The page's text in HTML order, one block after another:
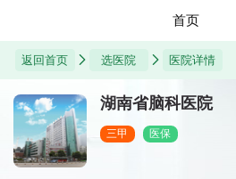
首页
返回首页 选医院 医院详情
湖南省脑科医院
三甲 医保